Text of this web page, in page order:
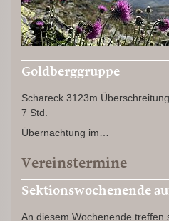
Goldberggruppe
Schareck 3123m
7 Std.
Übernachtung im…
Vereinstermine
Sektionswochenende
An diesem Wochenende treffen